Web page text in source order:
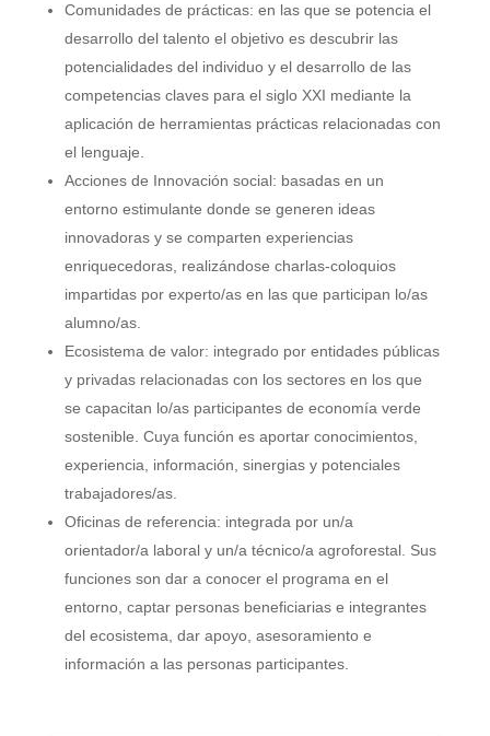
Comunidades de prácticas: en las que se potencia el
desarrollo del talento el objetivo es descubrir las
potencialidades del individuo y el desarrollo de las
competencias claves para el siglo XXI mediante la
aplicación de herramientas prácticas relacionadas con
el lenguaje.
Acciones de Innovación social: basadas en un
entorno estimulante donde se generen ideas
innovadoras y se comparten experiencias
enriquecedoras, realizándose charlas-coloquios
impartidas por experto/as en las que participan lo/as
alumno/as.
Ecosistema de valor: integrado por entidades públicas
y privadas relacionadas con los sectores en los que
se capacitan lo/as participantes de economía verde
sostenible. Cuya función es aportar conocimientos,
experiencia, información, sinergias y potenciales
trabajadores/as.
Oficinas de referencia: integrada por un/a
orientador/a laboral y un/a técnico/a agroforestal. Sus
funciones son dar a conocer el programa en el
entorno, captar personas beneficiarias e integrantes
del ecosistema, dar apoyo, asesoramiento e
información a las personas participantes.